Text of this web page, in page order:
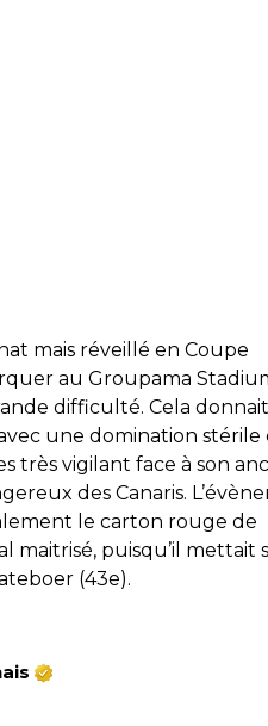
mais réveillé en Coupe
au Groupama
difficulté. Cela
une domination stérile
très vigilant face à son
des Canaris.
le carton rouge de
maitrisé, puisqu’il mettait
(43e).